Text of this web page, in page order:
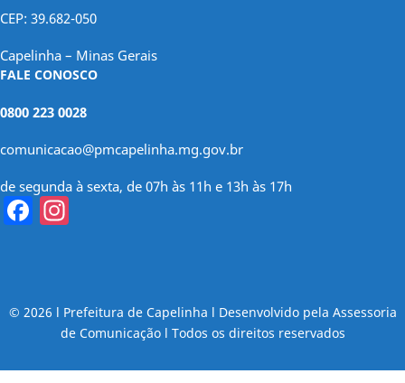
CEP: 39.682-050
Capelinha – Minas Gerais
FALE CONOSCO
0800 223 0028
comunicacao@pmcapelinha.mg.gov.br
de segunda à sexta, de 07h às 11h e 13h às 17h
Facebook
© 2026 l Prefeitura de Capelinha l Desenvolvido pela Assessoria
de Comunicação l Todos os direitos reservados